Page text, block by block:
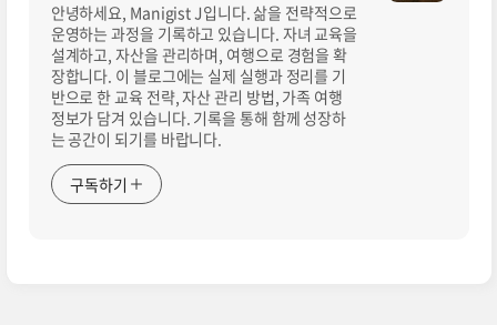
안녕하세요, Manigist J입니다. 삶을 전략적으로
운영하는 과정을 기록하고 있습니다. 자녀 교육을
설계하고, 자산을 관리하며, 여행으로 경험을 확
장합니다. 이 블로그에는 실제 실행과 정리를 기
반으로 한 교육 전략, 자산 관리 방법, 가족 여행
정보가 담겨 있습니다. 기록을 통해 함께 성장하
는 공간이 되기를 바랍니다.
구독하기